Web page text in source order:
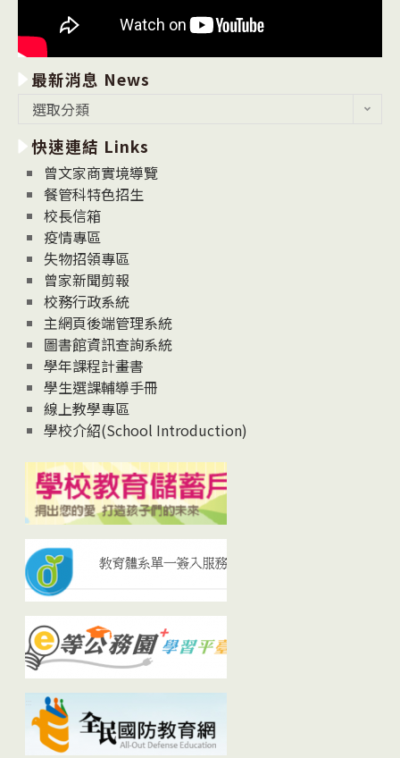
最新消息 News
消
息
News
選取分類
快速連結 Links
曾文家商實境導覽
餐管科特色招生
校長信箱
疫情專區
失物招領專區
曾家新聞剪報
校務行政系統
主網頁後端管理系統
圖書館資訊查詢系統
學年課程計畫書
學生選課輔導手冊
線上教學專區
學校介紹(School Introduction)